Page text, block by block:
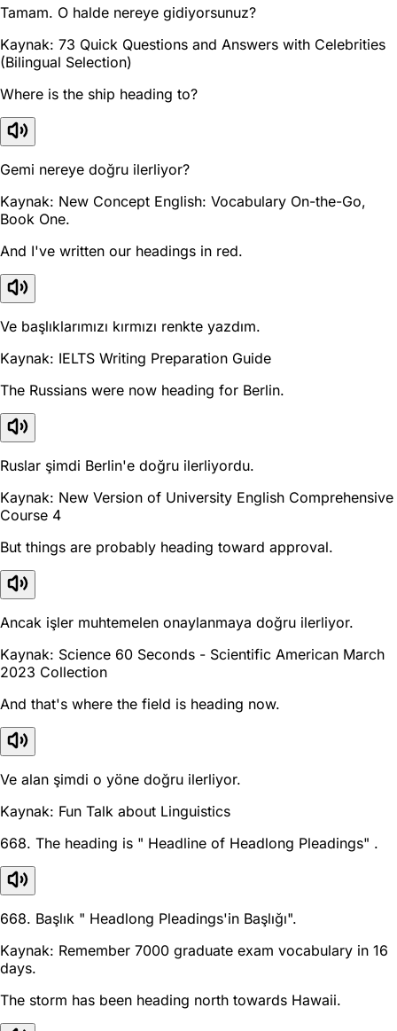
Tamam. O halde nereye gidiyorsunuz?
Kaynak: 73 Quick Questions and Answers with Celebrities
(Bilingual Selection)
Where is the ship heading to?
Gemi nereye doğru ilerliyor?
Kaynak: New Concept English: Vocabulary On-the-Go,
Book One.
And I've written our headings in red.
Ve başlıklarımızı kırmızı renkte yazdım.
Kaynak: IELTS Writing Preparation Guide
The Russians were now heading for Berlin.
Ruslar şimdi Berlin'e doğru ilerliyordu.
Kaynak: New Version of University English Comprehensive
Course 4
But things are probably heading toward approval.
Ancak işler muhtemelen onaylanmaya doğru ilerliyor.
Kaynak: Science 60 Seconds - Scientific American March
2023 Collection
And that's where the field is heading now.
Ve alan şimdi o yöne doğru ilerliyor.
Kaynak: Fun Talk about Linguistics
668. The heading is " Headline of Headlong Pleadings" .
668. Başlık " Headlong Pleadings'in Başlığı".
Kaynak: Remember 7000 graduate exam vocabulary in 16
days.
The storm has been heading north towards Hawaii.